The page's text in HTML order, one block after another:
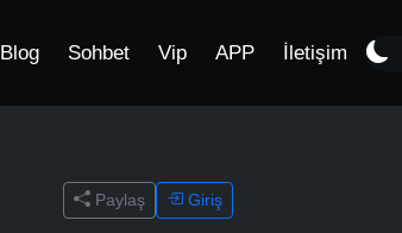
Blog Sohbet Vip APP İletişim
Paylaş Giriş